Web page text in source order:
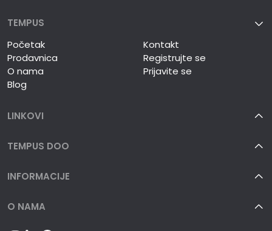
TEMPUS
Početak
Prodavnica
O nama
Blog
Kontakt
Registrujte se
Prijavite se
LINKOVI
TEMPUS DOO
INFORMACIJE
O NAMA